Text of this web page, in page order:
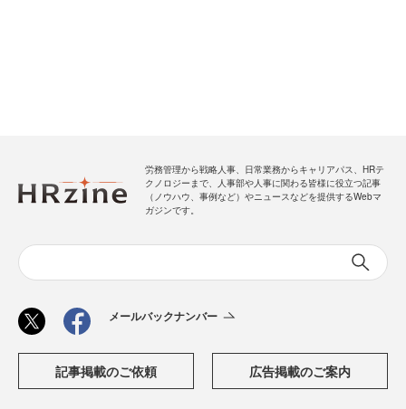
労務管理から戦略人事、日常業務からキャリアパス、HRテ
クノロジーまで、人事部や人事に関わる皆様に役立つ記事
（ノウハウ、事例など）やニュースなどを提供するWebマ
ガジンです。
メールバックナンバー
記事掲載のご依頼 広告掲載のご案内